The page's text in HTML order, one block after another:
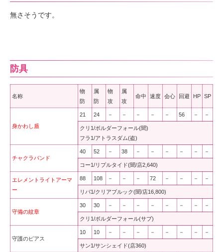
無さそうです。
防具
名称
物
防
属
防
物
攻
属
攻
命中 速度 会心 回避 HP SP
身かわし盾
21 24 － － － － － 56 － －
クリ1/ボルダーフォール(聞)
フラ1/アトラスダム(盗)
チャクラバンド
40 52 － 38 － － － － － －
コー1/リプルタイド(聞/店2,640)
エレメントライトアーマ
ー
88 108 － － － 72 － － － －
リバ1/クリアブルック(聞/店16,800)
守備の紋章
30 30 － － － － － － － －
クリ1/ボルダーフォール(サブ)
守護のピアス
10 10 － － － － － － － －
サン1/サンシェイド(店360)